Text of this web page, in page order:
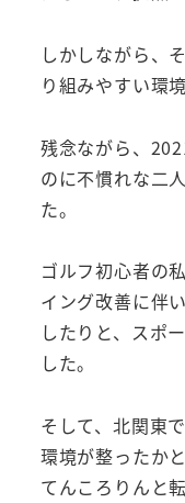
しかしながら、
り組みやすい環
残念ながら、
のに不慣れな二
た。
ゴルフ初心者の
イング改善に伴
したりと、スポ
した。
そして、北関東
環境が整ったか
てんころりんと